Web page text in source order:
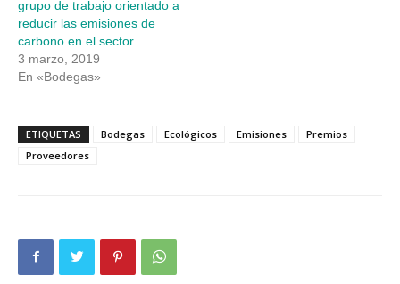
grupo de trabajo orientado a
reducir las emisiones de
carbono en el sector
3 marzo, 2019
En «Bodegas»
ETIQUETAS Bodegas Ecológicos Emisiones
Premios
Proveedores